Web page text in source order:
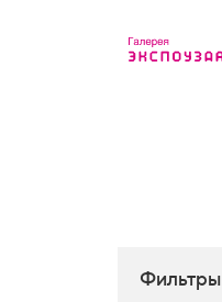
Фильтры